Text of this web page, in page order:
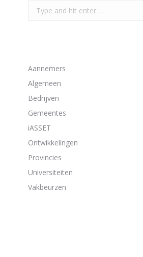
Search:
Aannemers
Algemeen
Bedrijven
Gemeentes
iASSET
Ontwikkelingen
Provincies
Universiteiten
Vakbeurzen